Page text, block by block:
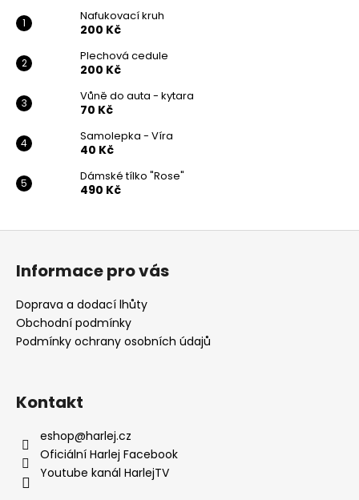
Nafukovací kruh
200 Kč
Plechová cedule
200 Kč
Vůně do auta - kytara
70 Kč
Samolepka - Víra
40 Kč
Dámské tílko "Rose"
490 Kč
Z
Informace pro vás
Doprava a dodací lhůty
Obchodní podmínky
Podmínky ochrany osobních údajů
Kontakt
eshop@harlej.cz
Oficiální Harlej Facebook
Youtube kanál HarlejTV